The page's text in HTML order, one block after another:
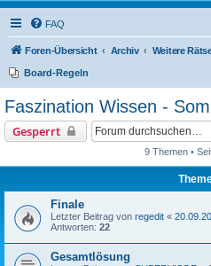
FAQ
Foren-Übersicht Archiv Weitere
Board-Regeln
Faszination Wissen -
Gesperrt
9 Themen •
Finale
Letzter Beitrag von regedit «
Antworten: 22
Gesamtlösung